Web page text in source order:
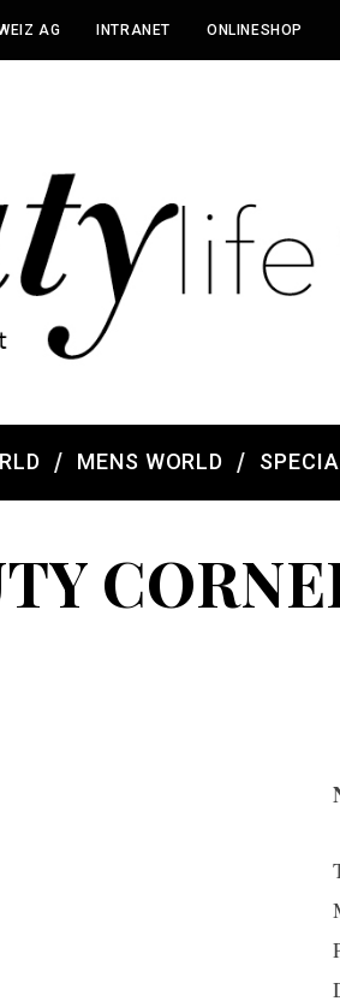
AG INTRANET ONLINESHOP
MENS WORLD